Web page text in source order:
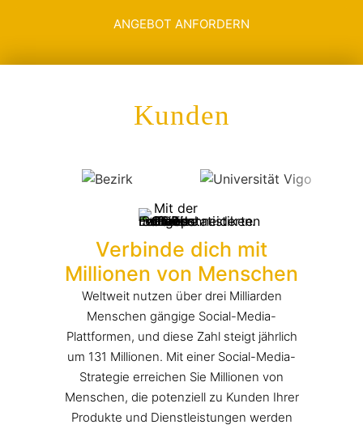
ANGEBOT ANFORDERN
Kunden
Verbinde dich mit
Millionen von Menschen
Weltweit nutzen über drei Milliarden
Menschen gängige Social-Media-
Plattformen, und diese Zahl steigt jährlich
um 131 Millionen. Mit einer Social-Media-
Strategie erreichen Sie Millionen von
Menschen, die potenziell zu Kunden Ihrer
Produkte und Dienstleistungen werden